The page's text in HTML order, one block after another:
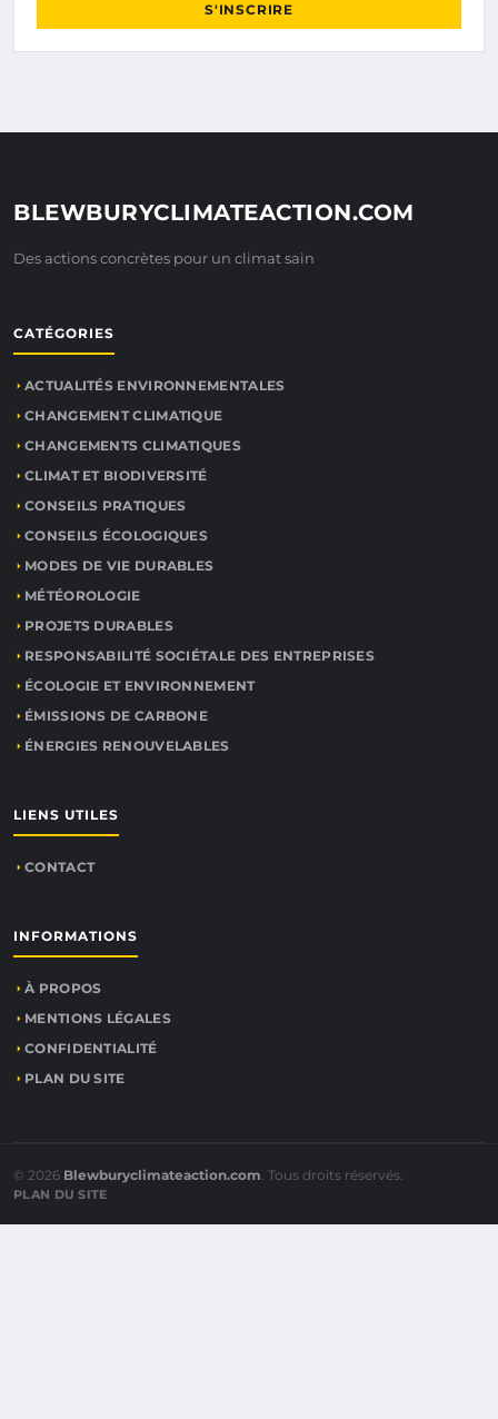
S'INSCRIRE
BLEWBURYCLIMATEACTION.COM
Des actions concrètes pour un climat sain
CATÉGORIES
ACTUALITÉS ENVIRONNEMENTALES
CHANGEMENT CLIMATIQUE
CHANGEMENTS CLIMATIQUES
CLIMAT ET BIODIVERSITÉ
CONSEILS PRATIQUES
CONSEILS ÉCOLOGIQUES
MODES DE VIE DURABLES
MÉTÉOROLOGIE
PROJETS DURABLES
RESPONSABILITÉ SOCIÉTALE DES ENTREPRISES
ÉCOLOGIE ET ENVIRONNEMENT
ÉMISSIONS DE CARBONE
ÉNERGIES RENOUVELABLES
LIENS UTILES
CONTACT
INFORMATIONS
À PROPOS
MENTIONS LÉGALES
CONFIDENTIALITÉ
PLAN DU SITE
© 2026 Blewburyclimateaction.com. Tous droits réservés.
PLAN DU SITE